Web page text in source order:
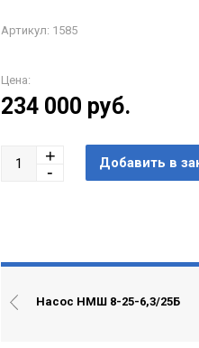
Артикул: 1585
Цена:
234 000 руб.
Насос НМШ 8-25-6,3/25Б